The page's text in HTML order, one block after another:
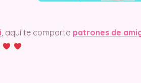
, aquí te comparto patrones de